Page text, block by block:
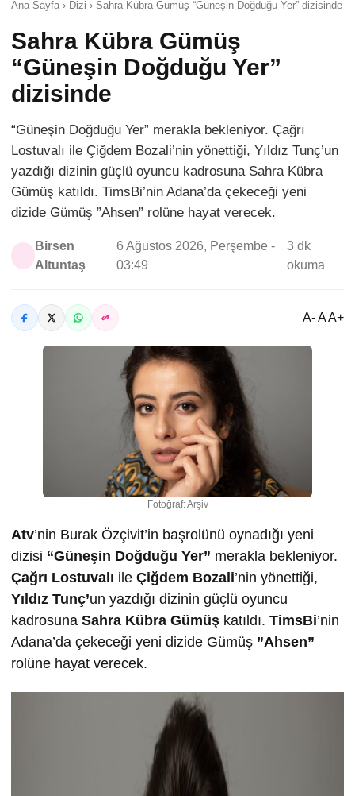
Ana Sayfa › Dizi › Sahra Kübra Gümüş “Güneşin Doğduğu Yer” dizisinde
Sahra Kübra Gümüş
“Güneşin Doğduğu Yer”
dizisinde
“Güneşin Doğduğu Yer” merakla bekleniyor. Çağrı
Lostuvalı ile Çiğdem Bozali’nin yönettiği, Yıldız Tunç’un
yazdığı dizinin güçlü oyuncu kadrosuna Sahra Kübra
Gümüş katıldı. TimsBi’nin Adana’da çekeceği yeni
dizide Gümüş ”Ahsen” rolüne hayat verecek.
Birsen
Altuntaş
6 Ağustos 2026, Perşembe -
03:49
3 dk
okuma
A- A A+
Fotoğraf: Arşiv
Atv’nin Burak Özçivit’in başrolünü oynadığı yeni
dizisi “Güneşin Doğduğu Yer” merakla bekleniyor.
Çağrı Lostuvalı ile Çiğdem Bozali’nin yönettiği,
Yıldız Tunç’un yazdığı dizinin güçlü oyuncu
kadrosuna Sahra Kübra Gümüş katıldı. TimsBi’nin
Adana’da çekeceği yeni dizide Gümüş ”Ahsen”
rolüne hayat verecek.